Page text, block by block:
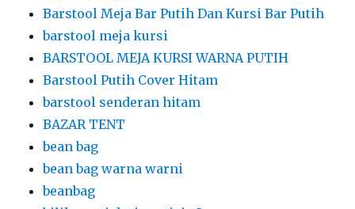
Barstool Meja Bar Putih Dan Kursi Bar Putih
barstool meja kursi
BARSTOOL MEJA KURSI WARNA PUTIH
Barstool Putih Cover Hitam
barstool senderan hitam
BAZAR TENT
bean bag
bean bag warna warni
beanbag